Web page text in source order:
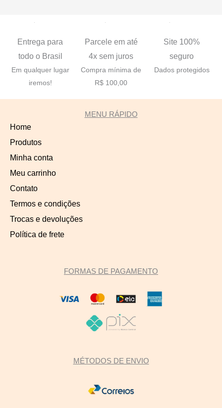
Entrega para
todo o Brasil
Em qualquer lugar
iremos!
Parcele em até
4x sem juros
Compra mínima de
R$ 100,00
Site 100%
seguro
Dados protegidos
MENU RÁPIDO
Home
Produtos
Minha conta
Meu carrinho
Contato
Termos e condições
Trocas e devoluções
Política de frete
FORMAS DE PAGAMENTO
MÉTODOS DE ENVIO